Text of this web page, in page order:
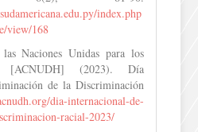
index.php
view/168
Naciones Unidas para los
[ACNUDH] (2023). Día
de la Discriminación
dia-internacional-de-
racial-2023/